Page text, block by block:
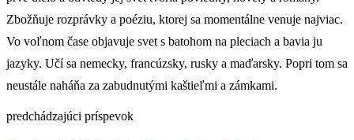
Zbožňuje rozprávky a poéziu, ktorej sa momentálne venuje najviac.
Vo voľnom čase objavuje svet s batohom na pleciach a bavia ju
jazyky. Učí sa nemecky, francúzsky, rusky a maďarsky. Popri tom sa
neustále naháňa za zabudnutými kaštieľmi a zámkami.
predchádzajúci príspevok